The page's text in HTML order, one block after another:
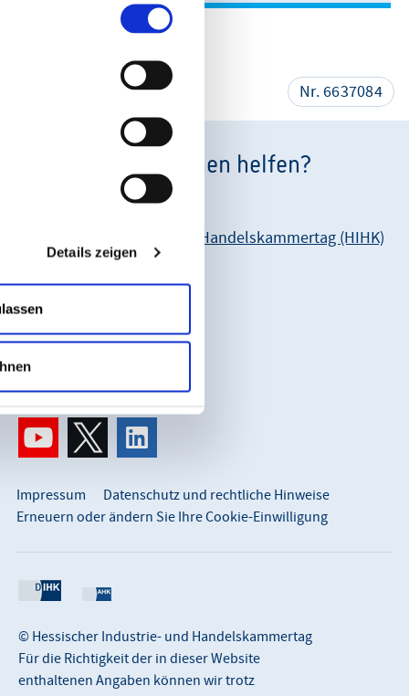
Informationen und die
Details zeigen
Nr. 6637084
Wie können wir Ihnen helfen?
Unsere Anschrift:
Hessischer Industrie- und Handelskammertag (HIHK)
Karl-Glässing-Straße 8
65183 Wiesbaden
0611 360 115-0
© Hessischer Industrie- und Handelskammertag
Für die Richtigkeit der in dieser Website
enthaltenen Angaben können wir trotz
Impressum
Datenschutz und rechtliche Hinweise
Erneuern oder ändern Sie Ihre Cookie-Einwilligung